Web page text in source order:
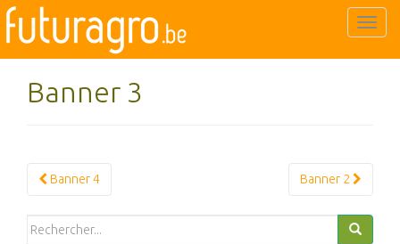
T
Banner 3
Navigation
Banner 4 Banner 2
Search